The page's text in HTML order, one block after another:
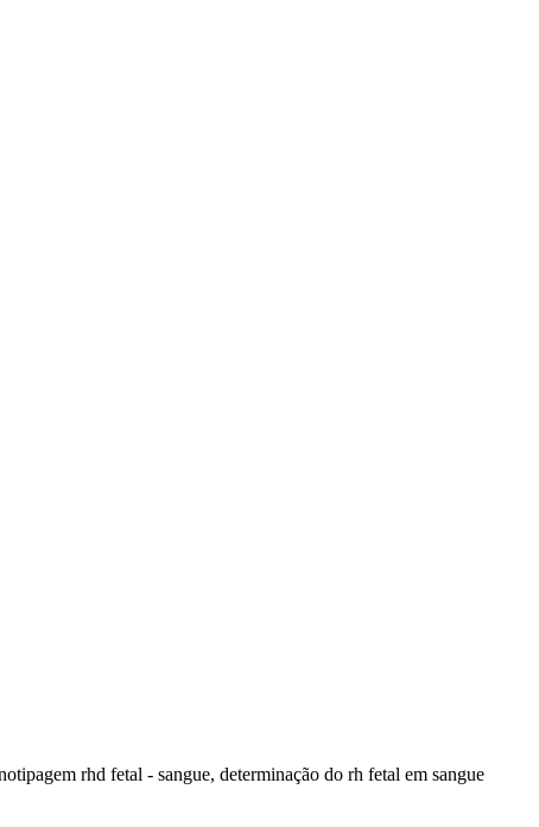
rhd fetal - sangue, determinação do rh fetal em sangue